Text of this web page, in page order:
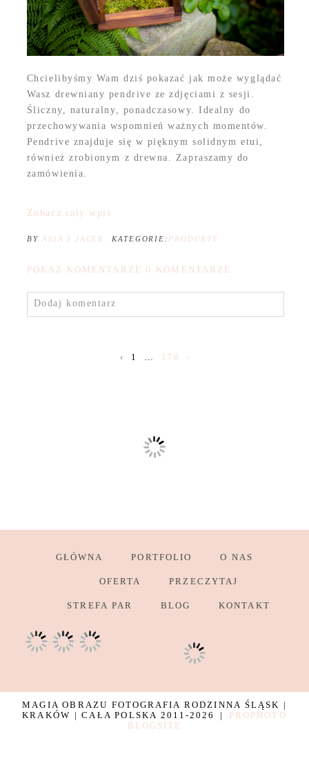
Chcielibyśmy Wam dziś pokazać jak może wyglądać
Wasz drewniany pendrive ze zdjęciami z sesji.
Śliczny, naturalny, ponadczasowy. Idealny do
przechowywania wspomnień ważnych momentów.
Pendrive znajduje się w pięknym solidnym etui,
również zrobionym z drewna. Zapraszamy do
zamówienia.
Zobacz cały wpis
BY ANIA I JACEK KATEGORIE: PRODUKTY
POKAŻ KOMENTARZE 0 KOMENTARZE
Dodaj komentarz
‹ 1 … 170 ›
GŁÓWNA PORTFOLIO O NAS
OFERTA PRZECZYTAJ
STREFA PAR BLOG KONTAKT
MAGIA OBRAZU FOTOGRAFIA RODZINNA ŚLĄSK |
KRAKÓW | CAŁA POLSKA 2011-2026
|
PROPHOTO
BLOGSITE